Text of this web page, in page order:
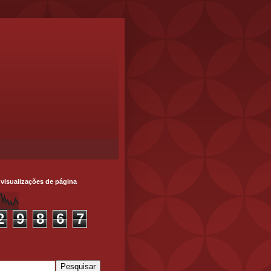
de página
9 8 6 7